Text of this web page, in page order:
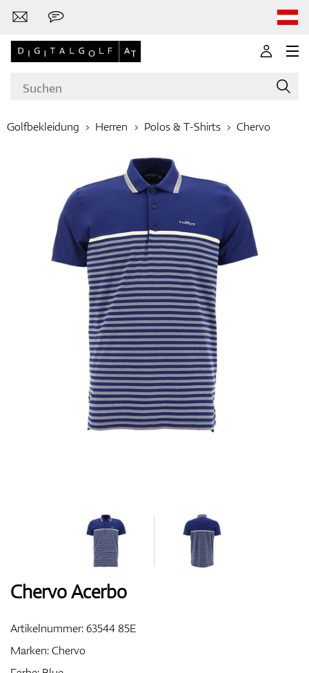
Marken
Golfschläger
Bekleidung
Handschuhe
Schuhe
Golfbekleidung Herren Polos & T-Shirts Chervo
Chervo Acerbo
Artikelnummer:63544 85E
Marken:Chervo